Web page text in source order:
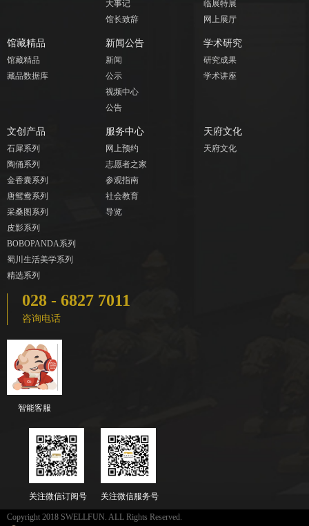
大事记
馆长致辞
临展特展
网上展厅
馆藏精品
馆藏精品
藏品数据库
新闻公告
新闻
公示
视频中心
公告
学术研究
研究成果
学术讲座
文创产品
石犀系列
陶俑系列
金香囊系列
唐鸳鸯系列
采桑图系列
皮影系列
BOBOPANDA系列
蜀川生活美学系列
精选系列
服务中心
网上预约
志愿者之家
参观指南
社会教育
导览
天府文化
天府文化
028 - 6827 7011
咨询电话
智能客服
关注微信服务号
关注微信订阅号
Copyright 2018 SWELLFUN. ALL Rights Reserved.